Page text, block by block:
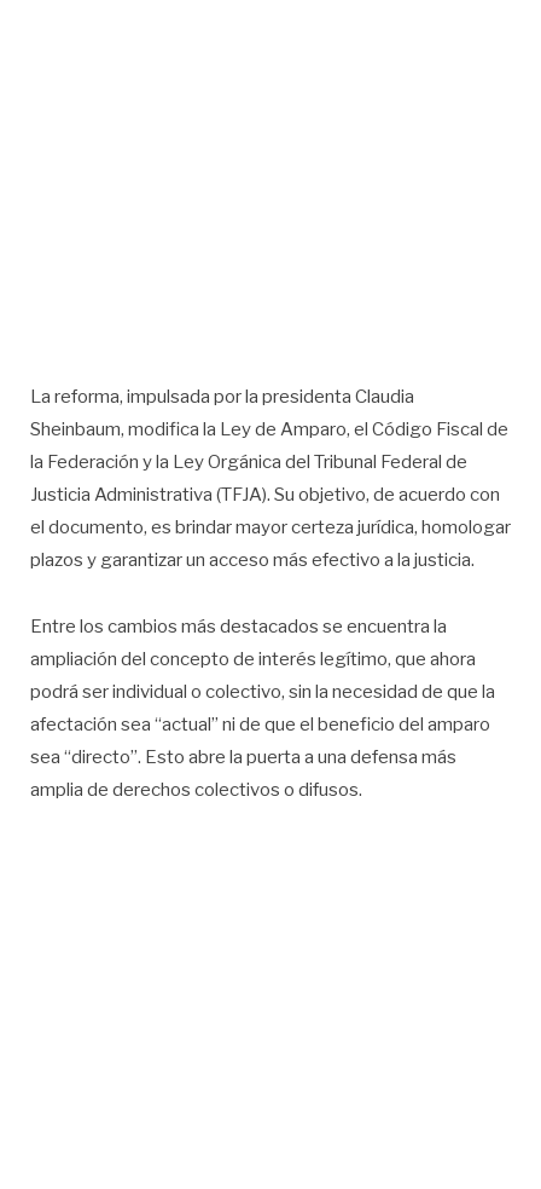
La reforma, impulsada por la presidenta Claudia
Sheinbaum, modifica la Ley de Amparo, el Código Fiscal de
la Federación y la Ley Orgánica del Tribunal Federal de
Justicia Administrativa (TFJA). Su objetivo, de acuerdo con
el documento, es brindar mayor certeza jurídica, homologar
plazos y garantizar un acceso más efectivo a la justicia.
Entre los cambios más destacados se encuentra la
ampliación del concepto de interés legítimo, que ahora
podrá ser individual o colectivo, sin la necesidad de que la
afectación sea “actual” ni de que el beneficio del amparo
sea “directo”. Esto abre la puerta a una defensa más
amplia de derechos colectivos o difusos.